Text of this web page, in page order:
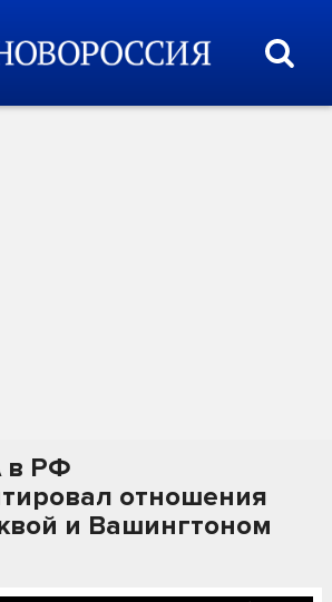
в РФ
отношения
и Вашингтоном